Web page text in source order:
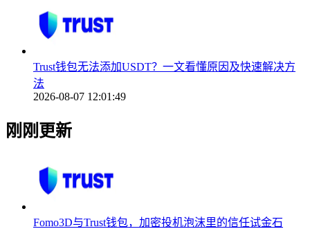
Trust钱包无法添加USDT？一文看懂原因及快速解决方
法
2026-08-07 12:01:49
刚刚更新
Fomo3D与Trust钱包，加密投机泡沫里的信任试金石